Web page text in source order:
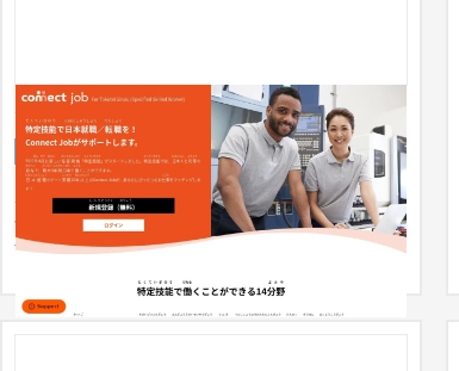
Connect Job 特定技能LP
ランディングページ 〜30万円
ルビ付きで、日本語が苦手な在日外国人にもわかり
やすいページになるよう考慮しました。 またお問い
合わせにつながるよう、ペー...